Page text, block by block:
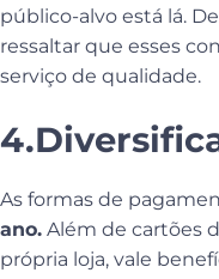
público-alvo está lá.
ressaltar que esses
serviço de qualidade.
As formas de
ano. Além de cartões
própria loja, vale